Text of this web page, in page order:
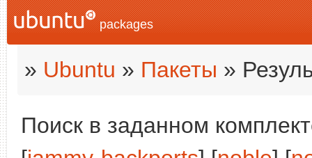
packages
» Ubuntu » Пакеты »
Поиск в заданном